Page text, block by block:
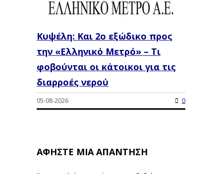
Κυψέλη: Και 2ο εξώδικο προς
την «Ελληνικό Μετρό» – Τι
φοβούνται οι κάτοικοι για τις
διαρροές νερού
05-08-2026 0
ΑΦΉΣΤΕ ΜΙΑ ΑΠΆΝΤΗΣΗ